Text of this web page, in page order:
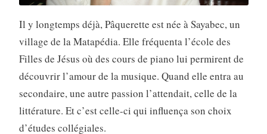
Il y longtemps déjà, Pâquerette est née à Sayabec, un
village de la Matapédia. Elle fréquenta l’école des
Filles de Jésus où des cours de piano lui permirent de
découvrir l’amour de la musique. Quand elle entra au
secondaire, une autre passion l’attendait, celle de la
littérature. Et c’est celle-ci qui influença son choix
d’études collégiales.